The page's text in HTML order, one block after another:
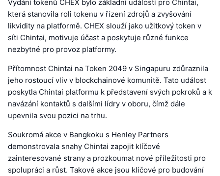
Vydání tokenů CHEX bylo základní událostí pro Chintai,
která stanovila roli tokenu v řízení zdrojů a zvyšování
likvidity na platformě. CHEX slouží jako užitkový token v
síti Chintai, motivuje účast a poskytuje různé funkce
nezbytné pro provoz platformy.
Přítomnost Chintai na Token 2049 v Singapuru zdůraznila
jeho rostoucí vliv v blockchainové komunitě. Tato událost
poskytla Chintai platformu k představení svých pokroků a k
navázání kontaktů s dalšími lídry v oboru, čímž dále
upevnila svou pozici na trhu.
Soukromá akce v Bangkoku s Henley Partners
demonstrovala snahy Chintai zapojit klíčové
zainteresované strany a prozkoumat nové příležitosti pro
spolupráci a růst. Takové akce jsou klíčové pro budování